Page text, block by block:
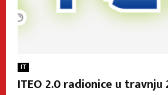
IT
ITEO 2.0 radionice u travnju